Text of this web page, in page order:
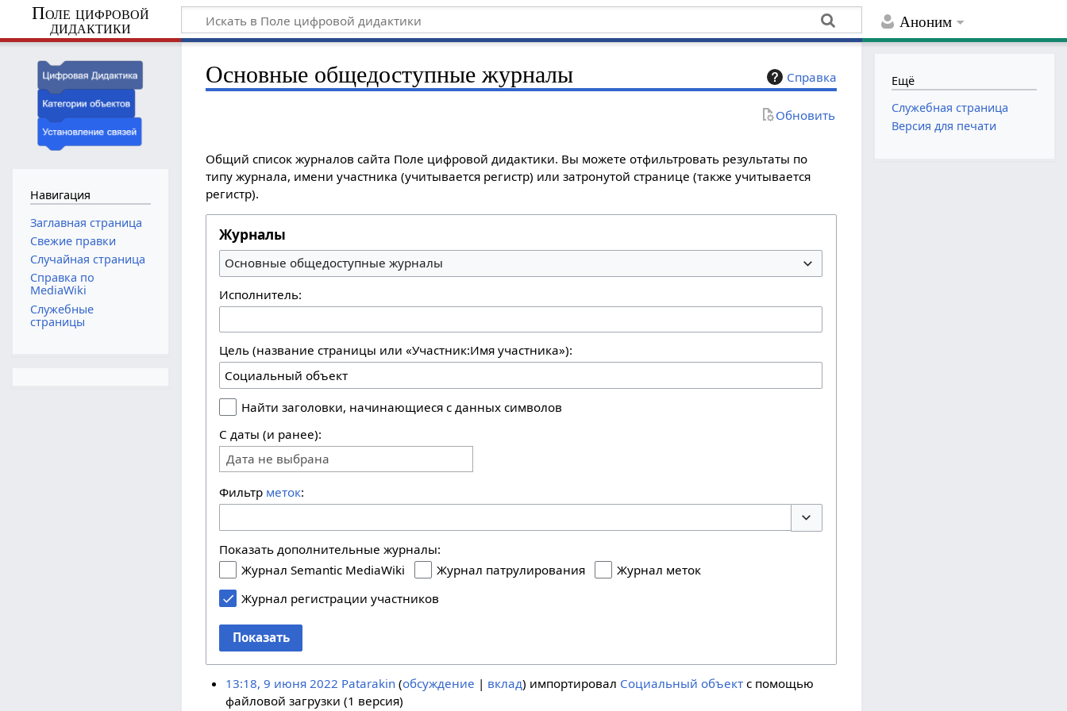
Аноним
Поле цифровой
дидактики
Справка
Основные общедоступные журналы
Обновить
Общий список журналов сайта Поле цифровой дидактики. Вы можете отфильтровать результаты по
типу журнала, имени участника (учитывается регистр) или затронутой странице (также учитывается
регистр).
Журналы
Основные общедоступные журналы
Исполнитель:
Цель (название страницы или «Участник:Имя участника»):
Найти заголовки, начинающиеся с данных символов
С даты (и ранее):
Дата не выбрана
Фильтр меток:
Показать дополнительные журналы:
Журнал Semantic MediaWiki
Журнал патрулирования
Журнал меток
Журнал регистрации участников
Показать
13:18, 9 июня 2022 Patarakin обсуждение вклад импортировал Социальный объектс помощью
файловой загрузки (1 версия)
Навигация
Заглавная страница
Свежие правки
Случайная страница
Справка по
MediaWiki
Служебные
страницы
Ещё
Служебная страница
Версия для печати